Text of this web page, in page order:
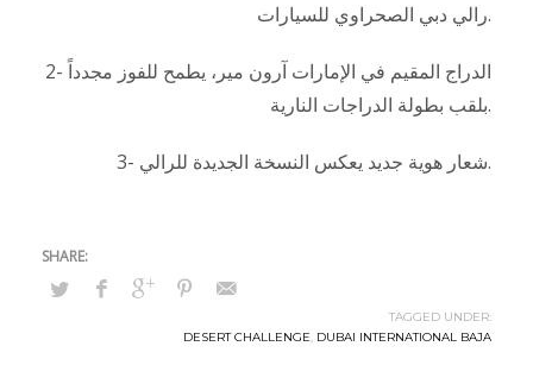
رالي دبي الصحراوي للسيارات.
2- الدراج المقيم في الإمارات آرون مير، يطمح للفوز مجدداً
بلقب بطولة الدراجات النارية.
3- شعار هوية جديد يعكس النسخة الجديدة للرالي.
TAGGED UNDER:
DESERT CHALLENGE, DUBAI INTERNATIONAL BAJA